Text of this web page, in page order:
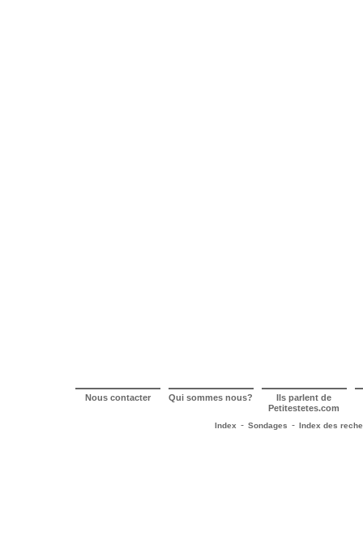
Nous contacter Qui sommes nous? Ils parlent de
Petitestetes.com
Index - Sondages - Index des